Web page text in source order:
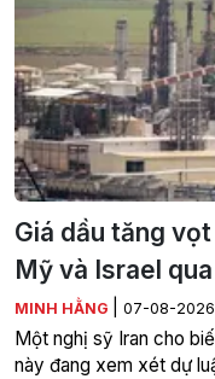
Giá dầu tăng
Mỹ và Israel
MINH HẰNG 07-08-2026
Một nghị sỹ Iran cho
này đang xem xét dự